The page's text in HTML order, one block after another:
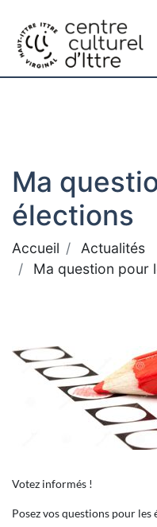
Ma
élections
Accueil
Actualités
Ma question pour
Votez informés !
Posez vos questions pour